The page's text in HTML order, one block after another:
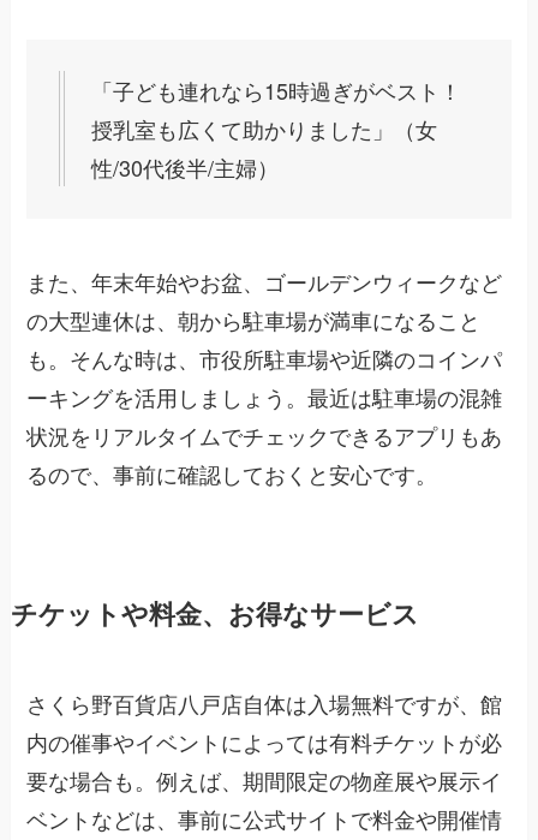
「子ども連れなら15時過ぎがベスト！
授乳室も広くて助かりました」（女
性/30代後半/主婦）
また、年末年始やお盆、ゴールデンウィークなど
の大型連休は、朝から駐車場が満車になること
も。そんな時は、市役所駐車場や近隣のコインパ
ーキングを活用しましょう。最近は駐車場の混雑
状況をリアルタイムでチェックできるアプリもあ
るので、事前に確認しておくと安心です。
チケットや料金、お得なサービス
さくら野百貨店八戸店自体は入場無料ですが、館
内の催事やイベントによっては有料チケットが必
要な場合も。例えば、期間限定の物産展や展示イ
ベントなどは、事前に公式サイトで料金や開催情